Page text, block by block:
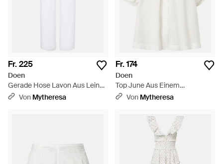
Fr. 225
Doen
Gerade Hose Lavon Aus Leinen
- Weiß
Von Mytheresa
Fr. 174
Doen
Top June Aus Einem
Baumwollgemisch - Weiß
Von Mytheresa